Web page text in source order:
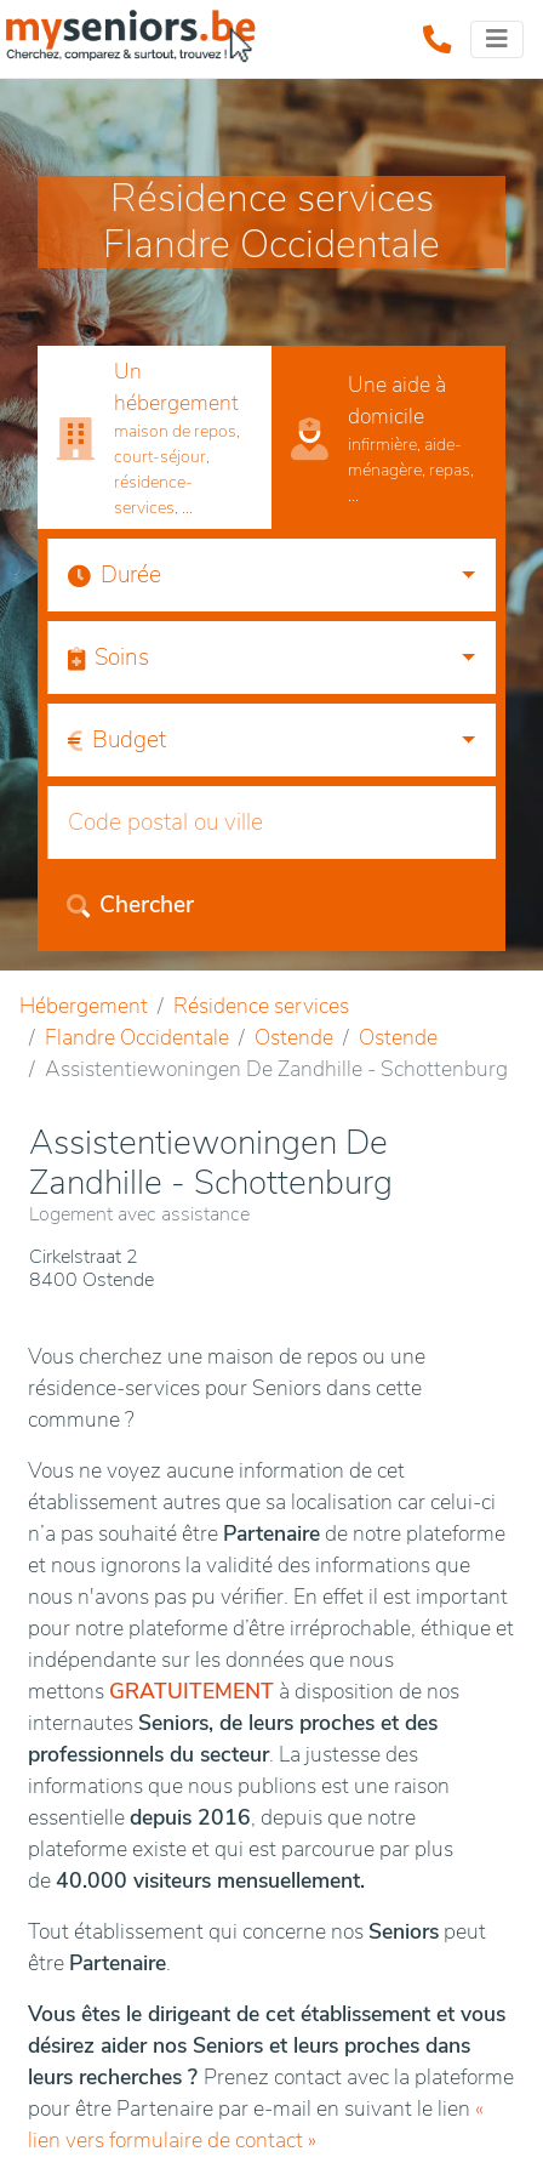
Résidence services
Flandre Occidentale
Un
hébergement
maison de repos,
court-séjour,
résidence-
services, ...
Une aide à
domicile
infirmière, aide-
ménagère, repas,
...
Durée
Soins
Budget
Chercher
Hébergement
Résidence services
Flandre Occidentale
Ostende
Ostende
Assistentiewoningen De Zandhille - Schottenburg
Assistentiewoningen De
Zandhille - Schottenburg
Logement avec assistance
Cirkelstraat 2
8400 Ostende
Vous cherchez une maison de repos ou une
résidence-services pour Seniors dans cette
commune ?
Vous ne voyez aucune information de cet
établissement autres que sa localisation car celui-ci
n’a pas souhaité être Partenaire de notre plateforme
et nous ignorons la validité des informations que
nous n'avons pas pu vérifier. En effet il est important
pour notre plateforme d’être irréprochable, éthique et
indépendante sur les données que nous
mettons GRATUITEMENT à disposition de nos
internautes Seniors, de leurs proches et des
professionnels du secteur. La justesse des
informations que nous publions est une raison
essentielledepuis 2016, depuis que notre
plateforme existe et qui est parcourue par plus
de40.000 visiteurs mensuellement.
Tout établissement qui concerne nos Seniors peut
être Partenaire.
Vous êtes le dirigeant de cet établissement et vous
désirez aider nos Seniors et leurs proches dans
leurs recherches ? Prenez contact avec la plateforme
pour être Partenaire par e-mail en suivant le lien «
lien vers formulaire de contact »